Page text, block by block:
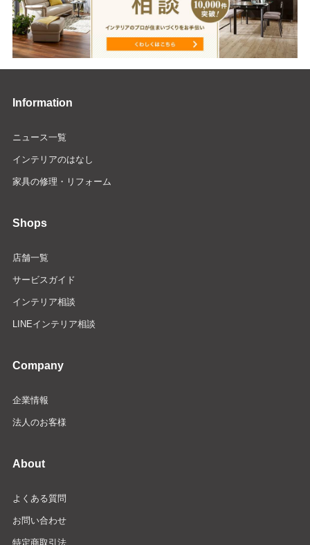
Information
ニュース一覧
インテリアのはなし
家具の修理・リフォーム
Shops
店舗一覧
サービスガイド
インテリア相談
LINEインテリア相談
Company
企業情報
法人のお客様
About
よくある質問
お問い合わせ
特定商取引法